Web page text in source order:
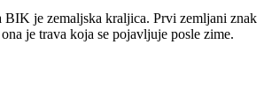
BIK je zemaljska kraljica. Prvi zemljani znak
je trava koja se pojavljuje posle zime.